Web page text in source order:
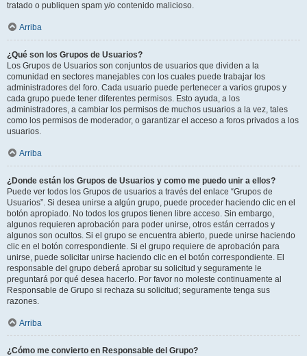
tratado o publiquen spam y/o contenido malicioso.
Arriba
¿Qué son los Grupos de Usuarios?
Los Grupos de Usuarios son conjuntos de usuarios que dividen a la
comunidad en sectores manejables con los cuales puede trabajar los
administradores del foro. Cada usuario puede pertenecer a varios grupos y
cada grupo puede tener diferentes permisos. Esto ayuda, a los
administradores, a cambiar los permisos de muchos usuarios a la vez, tales
como los permisos de moderador, o garantizar el acceso a foros privados a los
usuarios.
Arriba
¿Donde están los Grupos de Usuarios y como me puedo unir a ellos?
Puede ver todos los Grupos de usuarios a través del enlace “Grupos de
Usuarios”. Si desea unirse a algún grupo, puede proceder haciendo clic en el
botón apropiado. No todos los grupos tienen libre acceso. Sin embargo,
algunos requieren aprobación para poder unirse, otros están cerrados y
algunos son ocultos. Si el grupo se encuentra abierto, puede unirse haciendo
clic en el botón correspondiente. Si el grupo requiere de aprobación para
unirse, puede solicitar unirse haciendo clic en el botón correspondiente. El
responsable del grupo deberá aprobar su solicitud y seguramente le
preguntará por qué desea hacerlo. Por favor no moleste continuamente al
Responsable de Grupo si rechaza su solicitud; seguramente tenga sus
razones.
Arriba
¿Cómo me convierto en Responsable del Grupo?